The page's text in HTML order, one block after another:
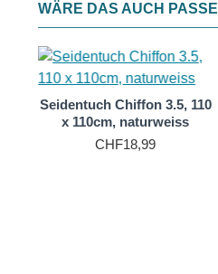
WÄRE DAS AUCH
Seidentuch Chiffon 3.5, 110
x 110cm, naturweiss
CHF18,99